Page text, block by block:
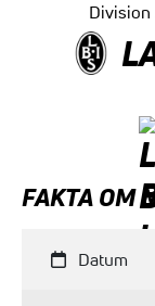
Division
FAKTA OM
Datum